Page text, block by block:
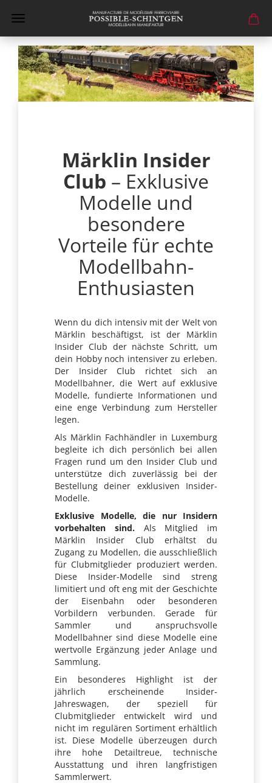
Märklin Insider
Club – Exklusive
Modelle und
besondere
Vorteile für echte
Modellbahn-
Enthusiasten
Wenn du dich intensiv mit der Welt von
Märklin beschäftigst, ist der Märklin
Insider Club der nächste Schritt, um
dein Hobby noch intensiver zu erleben.
Der Insider Club richtet sich an
Modellbahner, die Wert auf exklusive
Modelle, fundierte Informationen und
eine enge Verbindung zum Hersteller
legen.
Als Märklin Fachhändler in Luxemburg
begleite ich dich persönlich bei allen
Fragen rund um den Insider Club und
unterstütze dich zuverlässig bei der
Bestellung deiner exklusiven Insider-
Modelle.
Exklusive Modelle, die nur Insidern
vorbehalten sind.Als Mitglied im
Märklin Insider Club erhältst du
Zugang zu Modellen, die ausschließlich
für Clubmitglieder produziert werden.
Diese Insider-Modelle sind streng
limitiert und oft eng mit der Geschichte
der Eisenbahn oder besonderen
Vorbildern verbunden. Gerade für
Sammler und anspruchsvolle
Modellbahner sind diese Modelle eine
wertvolle Ergänzung jeder Anlage und
Sammlung.
Ein besonderes Highlight ist der
jährlich erscheinende Insider-
Jahreswagen, der speziell für
Clubmitglieder entwickelt wird und
nicht im regulären Sortiment erhältlich
ist. Diese Modelle überzeugen durch
ihre hohe Detailtreue, technische
Ausstattung und ihren langfristigen
Sammlerwert.